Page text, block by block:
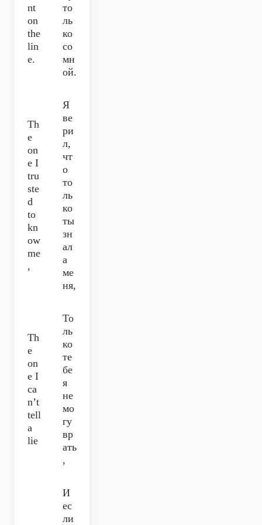
nt
on
the
lin
e.
то
ль
ко
со
мн
ой.
Th
e
on
e I
tru
ste
d
to
kn
ow
me
,
Я
ве
ри
л,
чт
о
то
ль
ко
ты
зн
ал
а
ме
ня,
Th
e
on
e I
ca
n’t
tell
a
lie
То
ль
ко
те
бе
я
не
мо
гу
вр
ать
,
И
ес
ли